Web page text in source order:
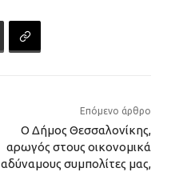
Επόμενο άρθρο
Ο Δήμος Θεσσαλονίκης,
αρωγός στους οικονομικά
αδύναμους συμπολίτες μας,